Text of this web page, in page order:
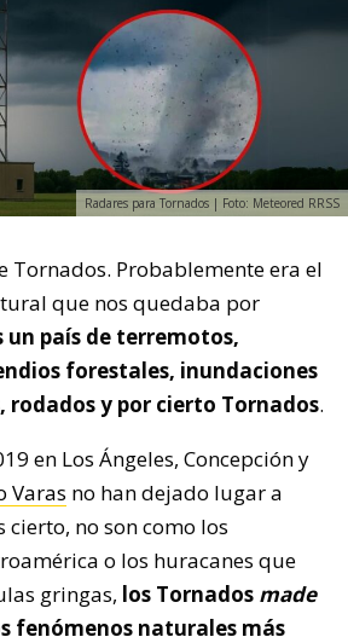
Radares para Tornados | Foto: Meteored RRSS
Tornados. Probablemente era el
que nos quedaba por
un país de terremotos,
forestales, inundaciones
rodados y por cierto Tornados.
en Los Ángeles, Concepción y
Varas no han dejado lugar a
cierto, no son como los
o los huracanes que
gringas, los Tornados made
fenómenos naturales más